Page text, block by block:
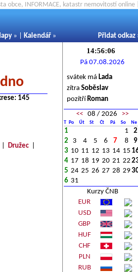
obce, INFORMACE, katastr nemovitostí online |
» | Kalendář » Přidat odkaz
145
Družec|
Pá 07.08.2026
svátek má Lada
zítra Soběslav
pozítří Roman
<< 08 / 2026 >>
T Po Út St Čt Pá So Ne
1 1
2
2
3 4 5 6 7 8
9
3 10 11 12 13 14 15
4 17 18 19 20 21 22
5 24 25 26 27 28 29
6 31
Kurzy ČNB
EUR
USD
GBP
HUF
CHF
PLN
RUB